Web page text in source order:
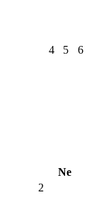
4 5 6
Ne
2